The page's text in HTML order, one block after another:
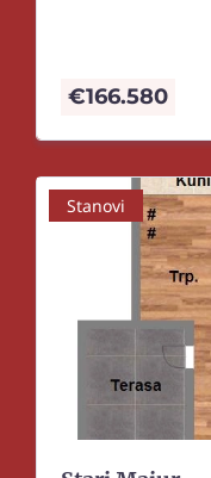
€166.580
Stanovi